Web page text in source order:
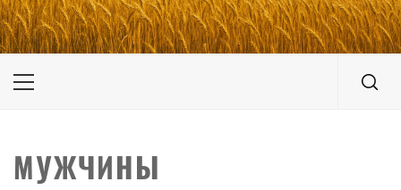
UKRAINE-IS
ПУТЕШЕСТВИЕ ПО УКРАИНЕ
Primary
МУЖЧИНЫ